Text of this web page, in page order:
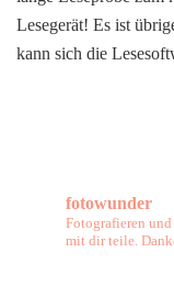
Lesegerät! Es ist
kann sich die
fotowunder
Fotografieren
mit dir teile.